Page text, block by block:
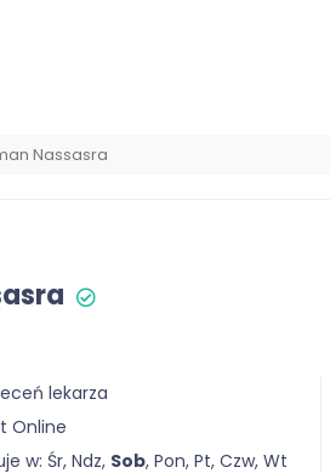
Nassasra
lekarza
Online
w: Śr, Ndz, Sob, Pon, Pt, Czw, Wt